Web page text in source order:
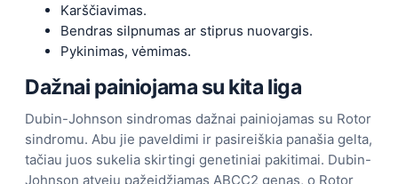
Karščiavimas.
Bendras silpnumas ar stiprus nuovargis.
Pykinimas, vėmimas.
Dažnai painiojama su kita liga
Dubin-Johnson sindromas dažnai painiojamas su Rotor
sindromu. Abu jie paveldimi ir pasireiškia panašia gelta,
tačiau juos sukelia skirtingi genetiniai pakitimai. Dubin-
Johnson atveju pažeidžiamas ABCC2 genas, o Rotor